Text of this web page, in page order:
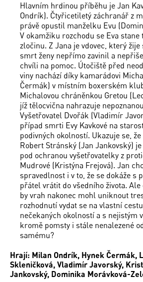
Hlavním hrdinou příběhu je Jan
Ondrík). Čtyřicetiletý záchranář z
právě opustil manželku Evu
V okamžiku rozchodu se Eva
zločinu. Z Jana je vdovec, který žije
smrt ženy nepřímo zavinil a
chvíli na pomoc. Útočiště před
viny nachází díky kamarádovi
Čermák) v místním boxerském
Michalovou chráněnkou Gretou
jíž tělocvična nahrazuje
Vyšetřovatel Dvořák (Vladimír
případ smrti Evy Kavkové na
podivných okolností. Ukazuje se,
Robert Stránský (Jan Jankovský)
pod ochranou vyšetřovatelky z
Mudrové (Kristýna Frejová). Jan
spravedlnost i v to, že se dokáže s
přátel vrátit do všedního života. Ale
by vrah nakonec mohl uniknout
rozhodnutí vydat se na vlastní
nečekaných okolností a s nejistým
kromě pomsty i stále nenalezené
samému?
Hrají: Milan Ondrík, Hynek Čermák,
Skleničková, Vladimír Javorský,
Jankovský, Dominika Morávková-